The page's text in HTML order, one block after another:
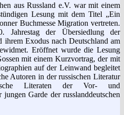
aus Russland e.V. war mit einem
Lesung mit dem Titel „Ein
Buchmesse Migration vertreten.
der Übersiedlung der
ihrem Exodus nach Deutschland am
Eröffnet wurde die Lesung
mit einem Kurzvortrag, der mit
auf der Leinwand begleitet
Autoren in der russischen Literatur
Literaten der Vor- und
Garde der russlanddeutschen